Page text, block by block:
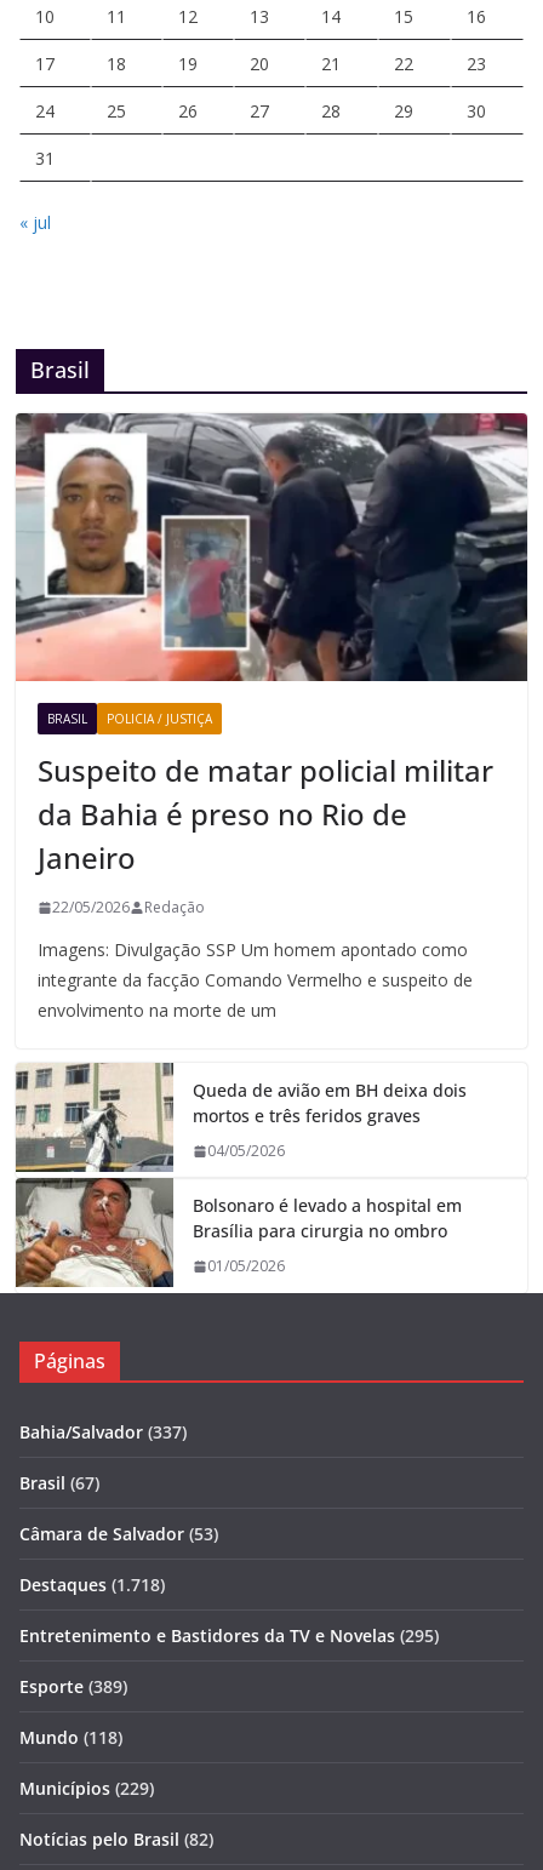
10 11 12 13 14 15 16
17 18 19 20 21 22 23
24 25 26 27 28 29 30
31
« jul
Brasil
BRASIL POLICIA / JUSTIÇA
Suspeito de matar policial militar
da Bahia é preso no Rio de
Janeiro
22/05/2026 Redação
Imagens: Divulgação SSP Um homem apontado como
integrante da facção Comando Vermelho e suspeito de
envolvimento na morte de um
Queda de avião em BH deixa dois
mortos e três feridos graves
04/05/2026
Bolsonaro é levado a hospital em
Brasília para cirurgia no ombro
01/05/2026
Páginas
Bahia/Salvador (337)
Brasil (67)
Câmara de Salvador (53)
Destaques (1.718)
Entretenimento e Bastidores da TV e Novelas (295)
Esporte (389)
Mundo (118)
Municípios (229)
Notícias pelo Brasil (82)